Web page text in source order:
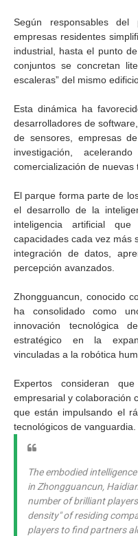
Según responsables
empresas residentes
industrial, hasta el punto
conjuntos se concretan
escaleras” del mismo
Esta dinámica ha
desarrolladores de
de sensores, empresas
investigación,
comercialización de nuevas
El parque forma parte de
el desarrollo de la
inteligencia artificial
capacidades cada vez más
integración de datos,
percepción avanzados.
Zhongguancun, conocido
ha consolidado como
innovación tecnológica
estratégico en la
vinculadas a la robótica
Expertos consideran
empresarial y colaboración
que están impulsando el
tecnológicos de vanguardia.
The embodied
in Zhongguancun,
number of brilliant
density" of residing
players to find partners